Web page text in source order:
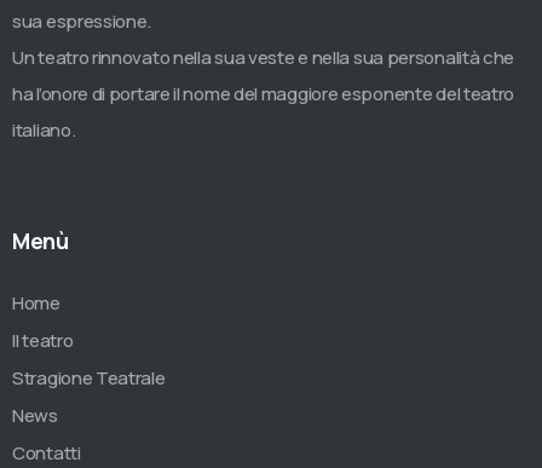
sua espressione.
Un teatro rinnovato nella sua veste e nella sua personalità che
ha l’onore di portare il nome del maggiore esponente del teatro
italiano.
Menù
Home
Il teatro
Stragione Teatrale
News
Contatti